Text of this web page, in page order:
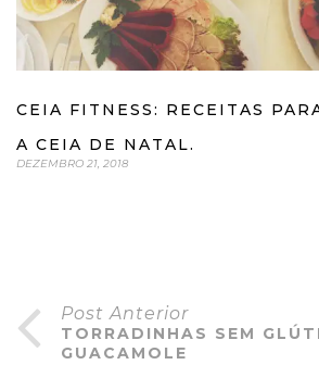
CEIA FITNESS: RECEITAS
A CEIA DE NATAL.
DEZEMBRO 21, 2018
Post Anterior
TORRADINHAS SEM
GUACAMOLE